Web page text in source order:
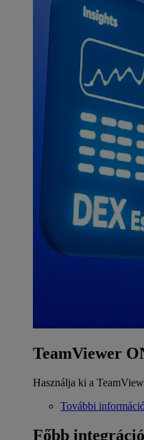
TeamViewer
Használja ki a
További
Főbb